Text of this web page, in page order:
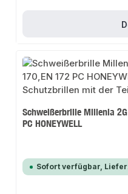
Schweißerbrille Millenia
PC HONEYWELL
Sofort verfügbar,